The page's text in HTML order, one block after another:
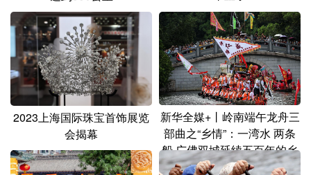
Deutsch Português
2023上海国际珠宝首饰展览
会揭幕
新华全媒+丨岭南端午龙舟三
部曲之“乡情”：一湾水 两条
船 广佛双城延续五百年的乡
情